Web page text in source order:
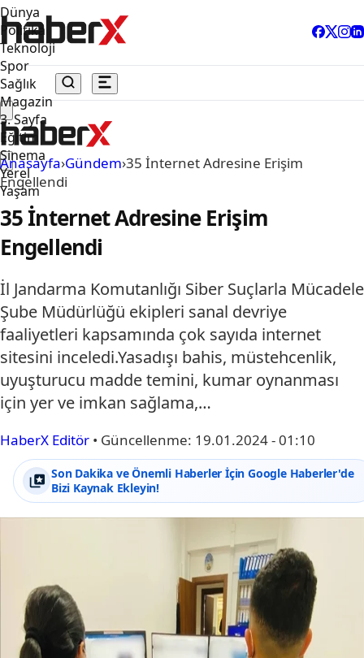
Dünya
Politika
Teknoloji
Spor
Sağlık
Magazin
3. Sayfa
Eğitim
Sinema
Yerel
Yaşam
Anasayfa›Gündem›35 İnternet Adresine Erişim
Engellendi
35 İnternet Adresine Erişim
Engellendi
İl Jandarma Komutanlığı Siber Suçlarla Mücadele
Şube Müdürlüğü ekipleri sanal devriye
faaliyetleri kapsamında çok sayıda internet
sitesini inceledi.Yasadışı bahis, müstehcenlik,
uyuşturucu madde temini, kumar oynanması
için yer ve imkan sağlama,…
HaberX Editör • Güncellenme: 19.01.2024 - 01:10
Son Dakika ve Önemli Haberler İçin Google Haberler'de
Bizi Kaynak Ekleyin!